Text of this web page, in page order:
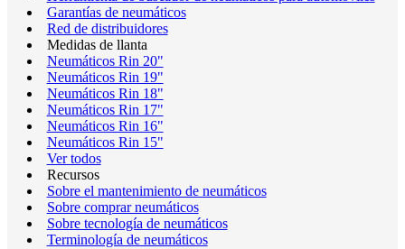
Garantías de neumáticos
Red de distribuidores
Medidas de llanta
Neumáticos Rin 20"
Neumáticos Rin 19"
Neumáticos Rin 18"
Neumáticos Rin 17"
Neumáticos Rin 16"
Neumáticos Rin 15"
Ver todos
Recursos
Sobre el mantenimiento de neumáticos
Sobre comprar neumáticos
Sobre tecnología de neumáticos
Terminología de neumáticos